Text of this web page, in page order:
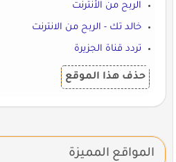
الربح من الأنترنت
خالد تك - الربح من الانترنت
تردد قناة الجزيرة
حذف هذا الموقع
المواقع المميزة